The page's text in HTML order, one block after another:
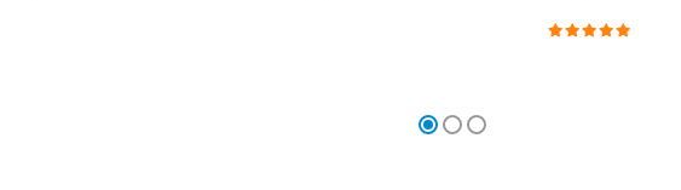
Chapelet de Lourdes en Bois